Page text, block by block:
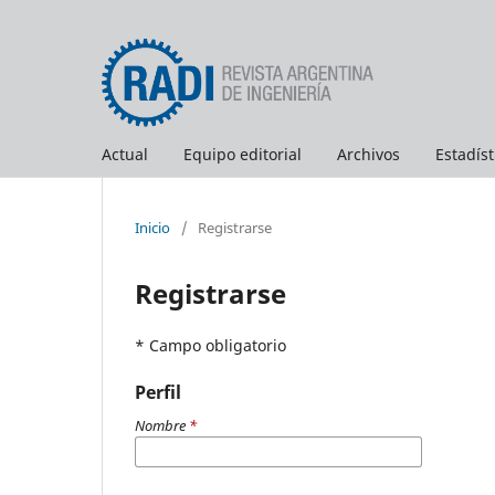
Actual Equipo editorial Archivos
Inicio / Registrarse
Registrarse
* Campo obligatorio
Perfil
Nombre *